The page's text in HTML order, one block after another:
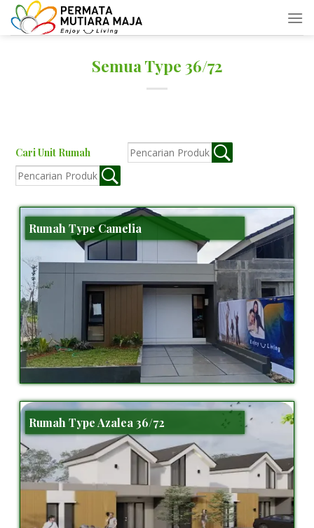
Skip
to
Semua Type 36/72
Cari Unit Rumah
Rumah Type Camelia
Rumah Type Azalea 36/72